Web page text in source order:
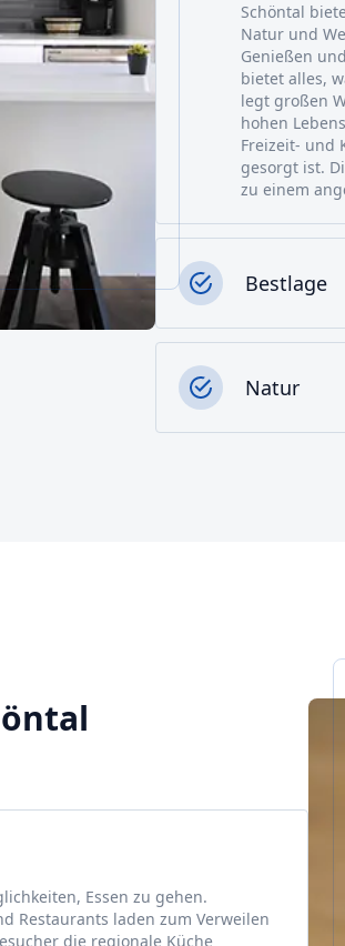
Schöntal
Natur und
Genießen
bietet alles,
legt großen
hohen
Freizeit- und
gesorgt ist.
zu einem
Bestlage
Natur
Essen zu gehen.
Restaurants laden zum Verweilen
die regionale Küche